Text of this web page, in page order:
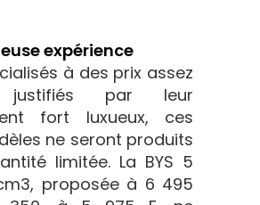
expérience
à des prix assez
justifiés par leur
fort luxueux, ces
ne seront produits
limitée. La BYS 5
proposée à 6 495